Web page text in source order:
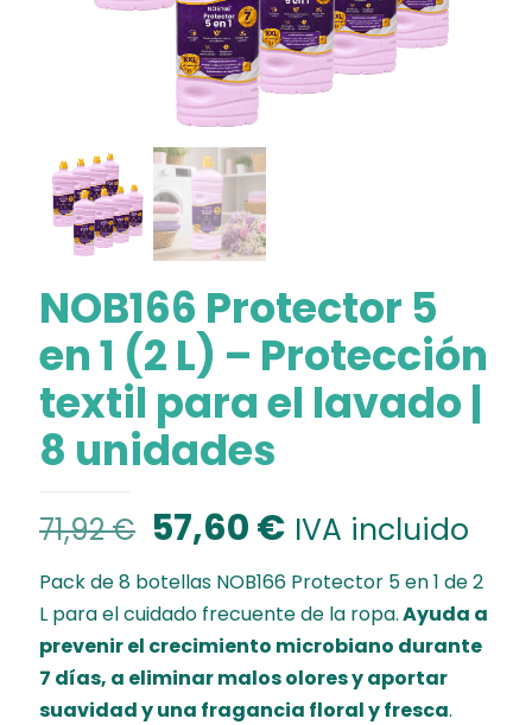
NOB166 Protector 5
en 1 (2 L) – Protección
textil para el lavado |
8 unidades
71,92€ El
precio
original
era:
71,92 €.
57,60€El
precio
actual
es:
57,60 €.
IVA incluido
Pack de 8 botellas NOB166 Protector 5 en 1 de 2
L para el cuidado frecuente de la ropa.Ayuda a
prevenir el crecimiento microbiano durante
7 días, a eliminar malos olores y aportar
suavidad y una fragancia floral y fresca.